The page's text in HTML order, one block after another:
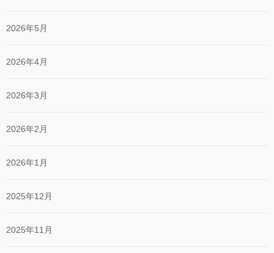
2026年5月
2026年4月
2026年3月
2026年2月
2026年1月
2025年12月
2025年11月